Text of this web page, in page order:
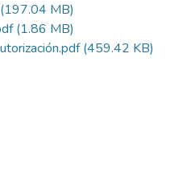
MB)
(1.86 MB)
(459.42 KB)